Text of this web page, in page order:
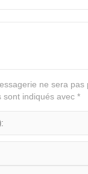
ne sera pas
sont indiqués avec*